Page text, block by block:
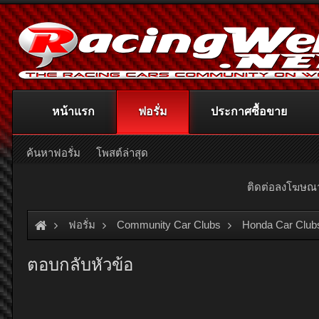
ติดต่อลงโฆษ
ฟอรั่ม Community Car Clubs Honda Car
ตอบกลับหัวข้อ
หน้าแรก ฟอรั่ม
ค้นหาฟอรั่ม โพสต์ล่าสุด
ประกาศซื้อขาย